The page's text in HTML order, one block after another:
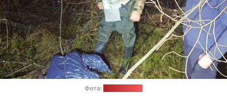
Фота: